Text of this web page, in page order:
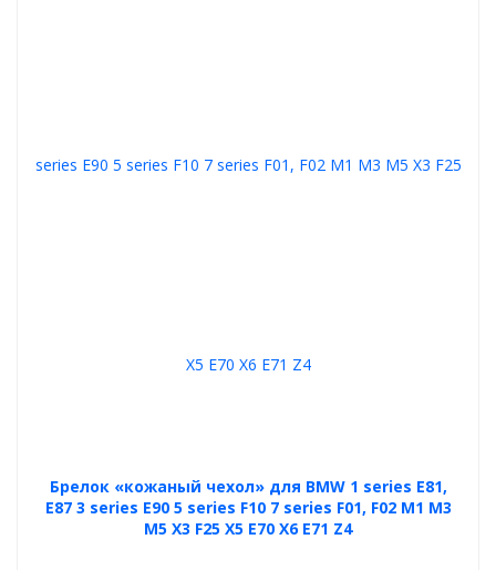
Брелок «кожаный чехол» для BMW 1 series E81,
E87 3 series E90 5 series F10 7 series F01, F02 M1 M3
M5 X3 F25 X5 E70 X6 E71 Z4